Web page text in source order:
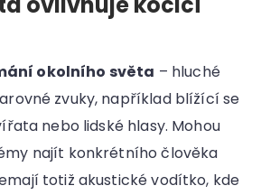
okolního světa – hluché
zvuky, například blížící se
nebo lidské hlasy. Mohou
najít konkrétního člověka
totiž akustické vodítko, kde